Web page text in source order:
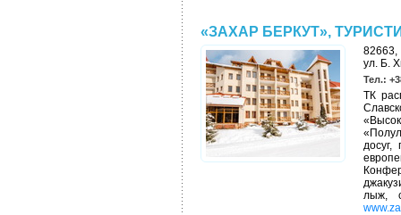
«ЗАХАР БЕРКУТ»,
82663,
ул. Б.
Тел.:
ТК
лыж,